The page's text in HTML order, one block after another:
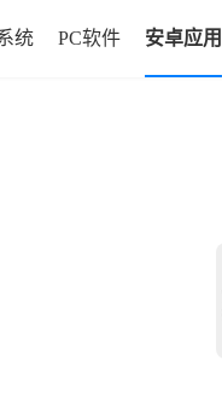
统 PC软件 安卓应用